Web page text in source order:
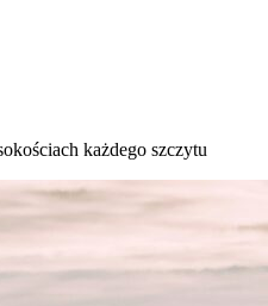
każdego szczytu